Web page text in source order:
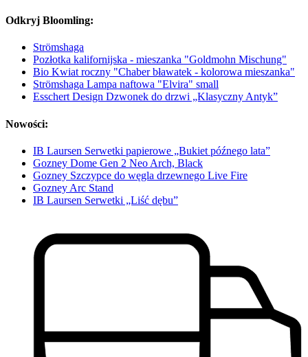
Odkryj Bloomling:
Strömshaga
Pozłotka kalifornijska - mieszanka "Goldmohn Mischung"
Bio Kwiat roczny "Chaber bławatek - kolorowa mieszanka"
Strömshaga Lampa naftowa "Elvira" small
Esschert Design Dzwonek do drzwi „Klasyczny Antyk”
Nowości:
IB Laursen Serwetki papierowe „Bukiet późnego lata”
Gozney Dome Gen 2 Neo Arch, Black
Gozney Szczypce do węgla drzewnego Live Fire
Gozney Arc Stand
IB Laursen Serwetki „Liść dębu”